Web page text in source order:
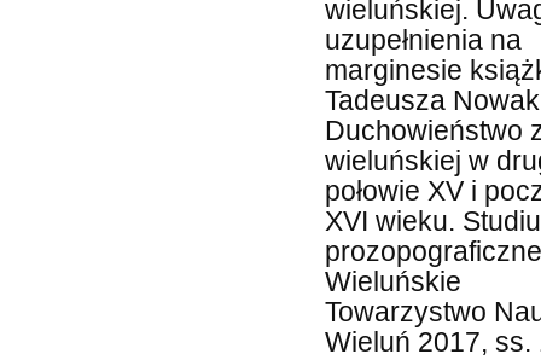
wieluńskiej.
uzupełnienia na
marginesie
Tadeusza
Duchowieństwo
wieluńskiej w
połowie XV i
XVI wieku.
Wieluńskie
Towarzystwo
Wieluń 2017, ss.